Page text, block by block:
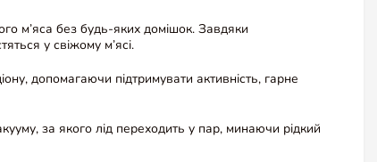
м’яса без будь-яких домішок. Завдяки
у свіжому м’ясі.
допомагаючи підтримувати активність, гарне
за якого лід переходить у пар, минаючи рідкий